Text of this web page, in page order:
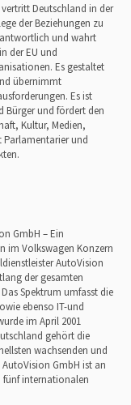
Deutschland in der
der Beziehungen zu
und wahrt
der EU und
Es gestaltet
übernimmt
Es ist
Bürger und fördert den
Kultur, Medien,
Parlamentarier und
GmbH – Ein
im Volkswagen Konzern
AutoVision
der gesamten
Spektrum umfasst die
ebenso IT-und
im April 2001
gehört die
wachsenden und
GmbH ist an
fünf internationalen